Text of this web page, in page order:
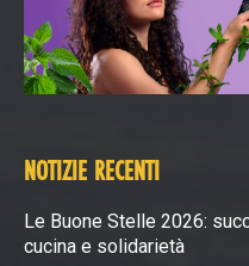
NOTIZIE RECENTI
Le Buone Stelle 2026:
cucina e solidarietà